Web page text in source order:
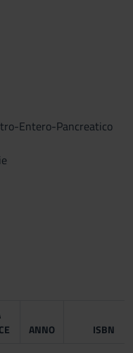
Entero-Pancreatico
ANNO ISBN